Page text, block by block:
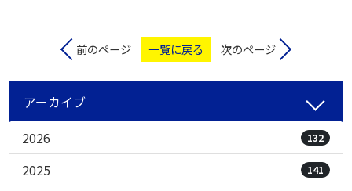
前のページ 一覧に戻る 次のページ
アーカイブ
2026
132
2025 141